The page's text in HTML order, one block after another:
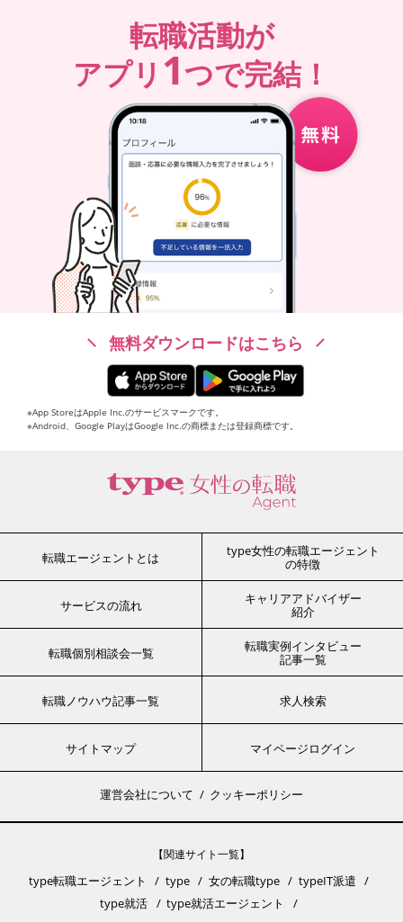
転職活動が
アプリ 1つで完結！
無料ダウンロードはこちら
※App StoreはApple Inc.のサービスマークです。
※Android、Google PlayはGoogle Inc.の商標または登録商標です。
転職エージェントとは
type女性の転職エージェント
の特徴
サービスの流れ
キャリアアドバイザー
紹介
転職個別相談会一覧
転職実例インタビュー
記事一覧
転職ノウハウ記事一覧 求人検索
サイトマップ マイページログイン
運営会社について クッキーポリシー
【関連サイト一覧】
type転職エージェント type 女の転職type
typeIT派遣
type就活
type就活エージェント